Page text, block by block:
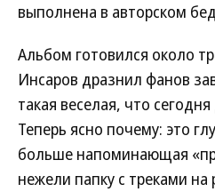
выполнена в авторском
Альбом готовился около
Инсаров дразнил фанов
такая веселая, что
Теперь ясно почему: это
больше напоминающая
нежели папку с треками